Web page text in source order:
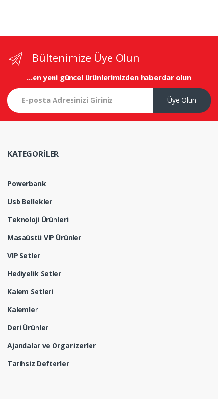
Bültenimize Üye Olun
...en yeni güncel ürünlerimizden haberdar olun
Üye Olun
KATEGORİLER
Powerbank
Usb Bellekler
Teknoloji Ürünleri
Masaüstü VIP Ürünler
VIP Setler
Hediyelik Setler
Kalem Setleri
Kalemler
Deri Ürünler
Ajandalar ve Organizerler
Tarihsiz Defterler